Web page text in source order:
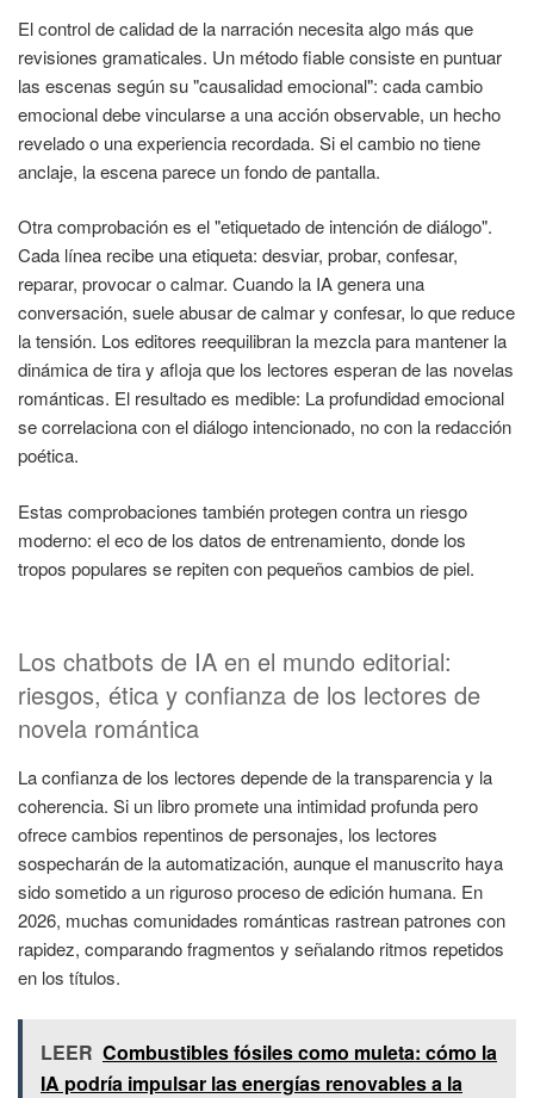
El control de calidad de la narración necesita algo más que
revisiones gramaticales. Un método fiable consiste en puntuar
las escenas según su "causalidad emocional": cada cambio
emocional debe vincularse a una acción observable, un hecho
revelado o una experiencia recordada. Si el cambio no tiene
anclaje, la escena parece un fondo de pantalla.
Otra comprobación es el "etiquetado de intención de diálogo".
Cada línea recibe una etiqueta: desviar, probar, confesar,
reparar, provocar o calmar. Cuando la IA genera una
conversación, suele abusar de calmar y confesar, lo que reduce
la tensión. Los editores reequilibran la mezcla para mantener la
dinámica de tira y afloja que los lectores esperan de las novelas
románticas. El resultado es medible: La profundidad emocional
se correlaciona con el diálogo intencionado, no con la redacción
poética.
Estas comprobaciones también protegen contra un riesgo
moderno: el eco de los datos de entrenamiento, donde los
tropos populares se repiten con pequeños cambios de piel.
Los chatbots de IA en el mundo editorial:
riesgos, ética y confianza de los lectores de
novela romántica
La confianza de los lectores depende de la transparencia y la
coherencia. Si un libro promete una intimidad profunda pero
ofrece cambios repentinos de personajes, los lectores
sospecharán de la automatización, aunque el manuscrito haya
sido sometido a un riguroso proceso de edición humana. En
2026, muchas comunidades románticas rastrean patrones con
rapidez, comparando fragmentos y señalando ritmos repetidos
en los títulos.
LEER Combustibles fósiles como muleta: cómo la
IA podría impulsar las energías renovables a la